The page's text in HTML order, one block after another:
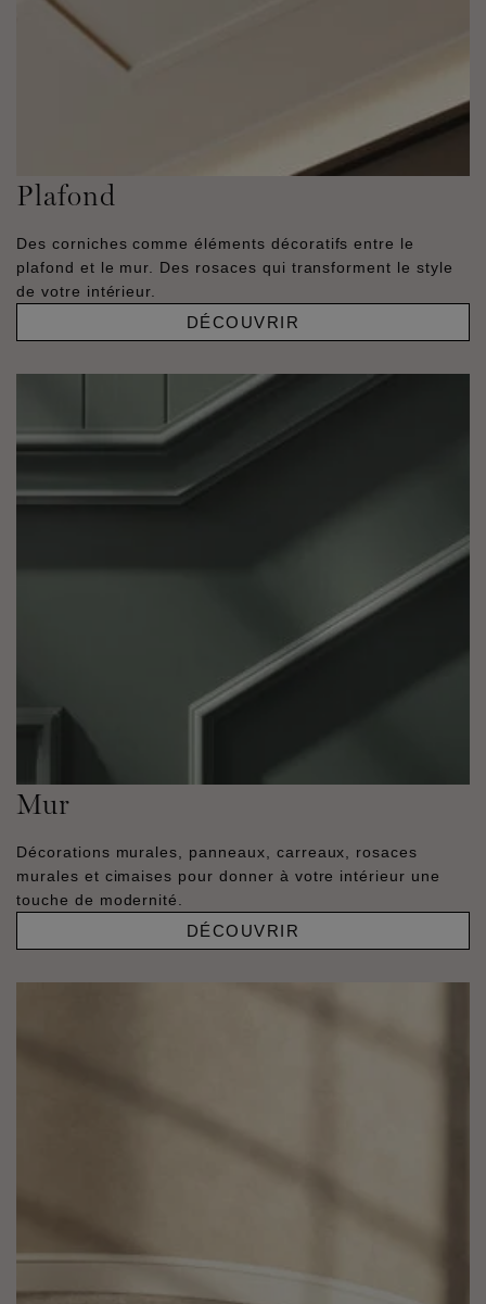
Plafond
Des corniches comme éléments décoratifs entre le
plafond et le mur. Des rosaces qui transforment le style
de votre intérieur.
DÉCOUVRIR
Mur
Décorations murales, panneaux, carreaux, rosaces
murales et cimaises pour donner à votre intérieur une
touche de modernité.
DÉCOUVRIR